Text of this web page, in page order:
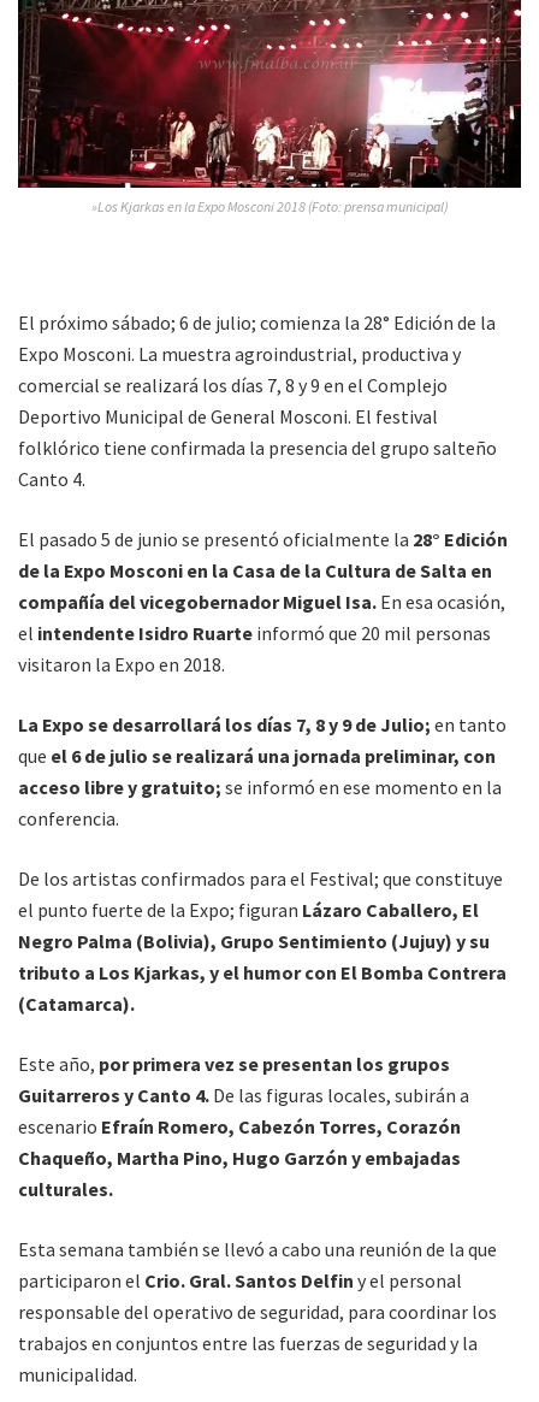
»Los Kjarkas en la Expo Mosconi 2018 (Foto: prensa municipal)
El próximo sábado; 6 de julio; comienza la 28° Edición de la
Expo Mosconi. La muestra agroindustrial, productiva y
comercial se realizará los días 7, 8 y 9 en el Complejo
Deportivo Municipal de General Mosconi. El festival
folklórico tiene confirmada la presencia del grupo salteño
Canto 4.
El pasado 5 de junio se presentó oficialmente la 28° Edición
de la Expo Mosconi en la Casa de la Cultura de Salta en
compañía del vicegobernador Miguel Isa. En esa ocasión,
el intendente Isidro Ruarte informó que 20 mil personas
visitaron la Expo en 2018.
La Expo se desarrollará los días 7, 8 y 9 de Julio; en tanto
que el 6 de julio se realizará una jornada preliminar, con
acceso libre y gratuito; se informó en ese momento en la
conferencia.
De los artistas confirmados para el Festival; que constituye
el punto fuerte de la Expo; figuran Lázaro Caballero, El
Negro Palma (Bolivia), Grupo Sentimiento (Jujuy) y su
tributo a Los Kjarkas, y el humor con El Bomba Contrera
(Catamarca).
Este año, por primera vez se presentan los grupos
Guitarreros y Canto 4. De las figuras locales, subirán a
escenario Efraín Romero, Cabezón Torres, Corazón
Chaqueño, Martha Pino, Hugo Garzón y embajadas
culturales.
Esta semana también se llevó a cabo una reunión de la que
participaron el Crio. Gral. Santos Delfin y el personal
responsable del operativo de seguridad, para coordinar los
trabajos en conjuntos entre las fuerzas de seguridad y la
municipalidad.